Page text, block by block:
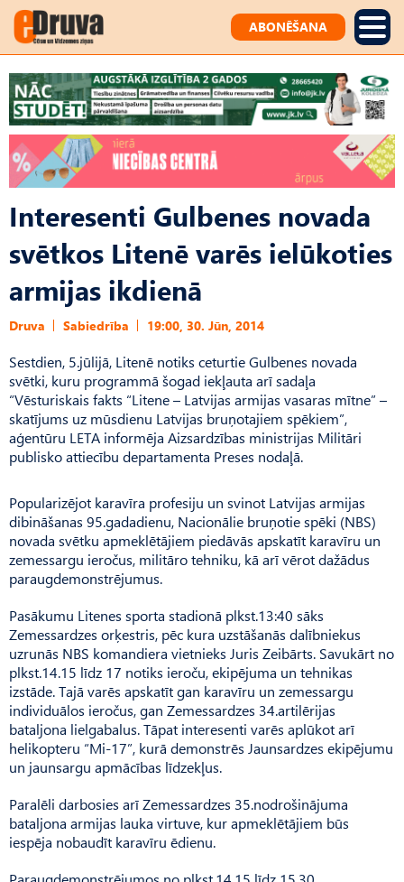
ABONĒŠANA
Interesenti Gulbenes novada
svētkos Litenē varēs ielūkoties
armijas ikdienā
Druva Sabiedrība 19:00, 30. Jūn, 2014
Sestdien, 5.jūlijā, Litenē notiks ceturtie Gulbenes novada
svētki, kuru programmā šogad iekļauta arī sadaļa
“Vēsturiskais fakts “Litene – Latvijas armijas vasaras mītne” –
skatījums uz mūsdienu Latvijas bruņotajiem spēkiem”,
aģentūru LETA informēja Aizsardzības ministrijas Militāri
publisko attiecību departamenta Preses nodaļā.
Popularizējot karavīra profesiju un svinot Latvijas armijas
dibināšanas 95.gadadienu, Nacionālie bruņotie spēki (NBS)
novada svētku apmeklētājiem piedāvās apskatīt karavīru un
zemessargu ieročus, militāro tehniku, kā arī vērot dažādus
paraugdemonstrējumus.
Pasākumu Litenes sporta stadionā plkst.13:40 sāks
Zemessardzes orķestris, pēc kura uzstāšanās dalībniekus
uzrunās NBS komandiera vietnieks Juris Zeibārts. Savukārt no
plkst.14.15 līdz 17 notiks ieroču, ekipējuma un tehnikas
izstāde. Tajā varēs apskatīt gan karavīru un zemessargu
individuālos ieročus, gan Zemessardzes 34.artilērijas
bataljona lielgabalus. Tāpat interesenti varēs aplūkot arī
helikopteru “Mi-17”, kurā demonstrēs Jaunsardzes ekipējumu
un jaunsargu apmācības līdzekļus.
Paralēli darbosies arī Zemessardzes 35.nodrošinājuma
bataljona armijas lauka virtuve, kur apmeklētājiem būs
iespēja nobaudīt karavīru ēdienu.